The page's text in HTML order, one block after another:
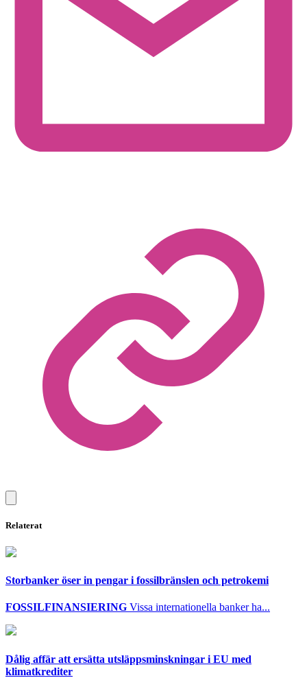
Relaterat
Storbanker öser in pengar i fossilbränslen och petrokemi
FOSSILFINANSIERING Vissa internationella banker ha...
Dålig affär att ersätta utsläppsminskningar i EU med
klimatkrediter